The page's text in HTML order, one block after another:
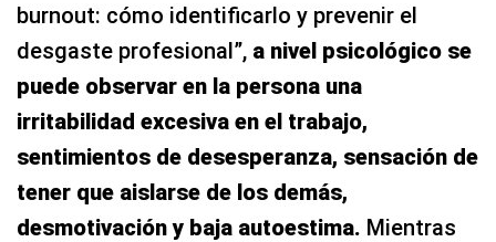
burnout: cómo identificarlo y prevenir el
desgaste profesional”, a nivel psicológico se
puede observar en la persona una
irritabilidad excesiva en el trabajo,
sentimientos de desesperanza, sensación de
tener que aislarse de los demás,
desmotivación y baja autoestima. Mientras